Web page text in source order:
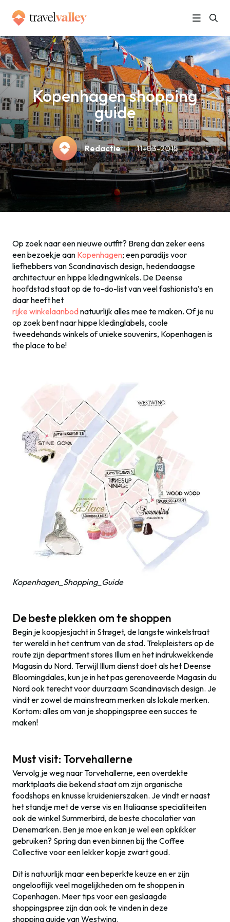
Home » Kopenhagen shopping guide
Kopenhagen shopping
guide
Redactie 11-03-2015
Op zoek naar een nieuwe outfit? Breng dan zeker eens
een bezoekje aan Kopenhagen; een paradijs voor
liefhebbers van Scandinavisch design, hedendaagse
architectuur en hippe kledingwinkels. De Deense
hoofdstad staat op de to-do-list van veel fashionista’s en
daar heeft het
rijke winkelaanbodnatuurlijk alles mee te maken. Of je nu
op zoek bent naar hippe kledinglabels, coole
tweedehands winkels of unieke souvenirs, Kopenhagen is
the place to be!
Kopenhagen_Shopping_Guide
De beste plekken om te shoppen
Begin je koopjesjacht in Strøget, de langste winkelstraat
ter wereld in het centrum van de stad. Trekpleisters op de
route zijn department stores Illum en het indrukwekkende
Magasin du Nord. Terwijl Illum dienst doet als het Deense
Bloomingdales, kun je in het pas gerenoveerde Magasin du
Nord ook terecht voor duurzaam Scandinavisch design. Je
vindt er zowel de mainstream merken als lokale merken.
Kortom: alles om van je shoppingspree een succes te
maken!
Must visit: Torvehallerne
Vervolg je weg naar Torvehallerne, een overdekte
marktplaats die bekend staat om zijn organische
foodshops en knusse kruidenierszaken. Je vindt er naast
het standje met de verse vis en Italiaanse specialiteiten
ook de winkel Summerbird, de beste chocolatier van
Denemarken. Ben je moe en kan je wel een opkikker
gebruiken? Spring dan even binnen bij the Coffee
Collective voor een lekker kopje zwart goud.
Dit is natuurlijk maar een beperkte keuze en er zijn
ongelooflijk veel mogelijkheden om te shoppen in
Copenhagen. Meer tips voor een geslaagde
shoppingspree zijn dan ook te vinden in deze
shopping guide van Westwing.